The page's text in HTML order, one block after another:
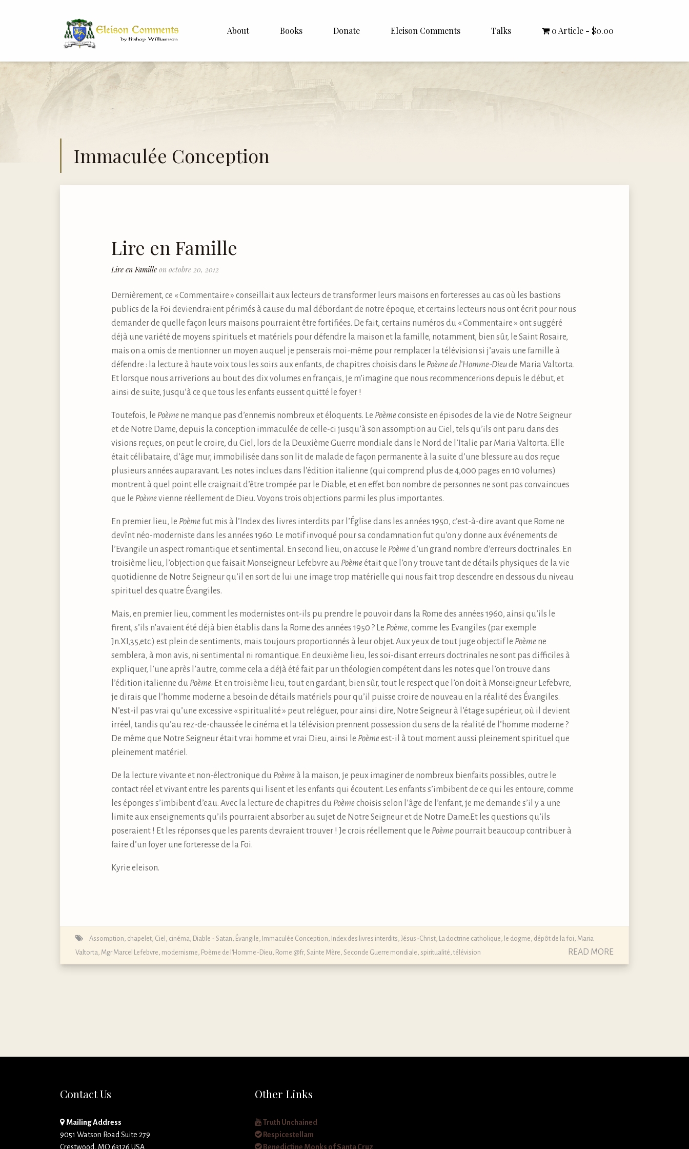
About
Dr. White
Books Donate Eleison Comments
English
Italiano
Talks
Bishop Williamson
Rector Letters
0 Article $0.00
Immaculée Conception
Lire en Famille
Lire en Famille on octobre 20, 2012
Dernièrement, ce « Commentaire » conseillait aux lecteurs de transformer leurs maisons en forteresses au cas où les bastions
publics de la Foi deviendraient périmés à cause du mal débordant de notre époque, et certains lecteurs nous ont écrit pour nous
demander de quelle façon leurs maisons pourraient être fortifiées. De fait, certains numéros du « Commentaire » ont suggéré
déjà une variété de moyens spirituels et matériels pour défendre la maison et la famille, notamment, bien sûr, le Saint Rosaire,
mais on a omis de mentionner un moyen auquel je penserais moi-même pour remplacer la télévision si j’avais une famille à
défendre : la lecture à haute voix tous les soirs aux enfants, de chapitres choisis dans le Poème de l’Homme-Dieude Maria Valtorta.
Et lorsque nous arriverions au bout des dix volumes en français, je m’imagine que nous recommencerions depuis le début, et
ainsi de suite, jusqu’à ce que tous les enfants eussent quitté le foyer !
Toutefois, le Poème ne manque pas d’ennemis nombreux et éloquents. Le Poèmeconsiste en épisodes de la vie de Notre Seigneur
et de Notre Dame, depuis la conception immaculée de celle-ci jusqu’à son assomption au Ciel, tels qu’ils ont paru dans des
visions reçues, on peut le croire, du Ciel, lors de la Deuxième Guerre mondiale dans le Nord de l’Italie par Maria Valtorta. Elle
était célibataire, d’âge mur, immobilisée dans son lit de malade de façon permanente à la suite d’une blessure au dos reçue
plusieurs années auparavant. Les notes inclues dans l’édition italienne (qui comprend plus de 4,000 pages en 10 volumes)
montrent à quel point elle craignait d’être trompée par le Diable, et en effet bon nombre de personnes ne sont pas convaincues
que le Poèmevienne réellement de Dieu. Voyons trois objections parmi les plus importantes.
En premier lieu, le Poèmefut mis à l’Index des livres interdits par l’Église dans les années 1950, c’est-à-dire avant que Rome ne
devînt néo-moderniste dans les années 1960. Le motif invoqué pour sa condamnation fut qu’on y donne aux événements de
l’Evangile un aspect romantique et sentimental. En second lieu, on accuse le Poèmed’un grand nombre d’erreurs doctrinales. En
troisième lieu, l’objection que faisait Monseigneur Lefebvre au Poèmeétait que l’on y trouve tant de détails physiques de la vie
quotidienne de Notre Seigneur qu’il en sort de lui une image trop matérielle qui nous fait trop descendre en dessous du niveau
spirituel des quatre Évangiles.
Mais, en premier lieu, comment les modernistes ont-ils pu prendre le pouvoir dans la Rome des années 1960, ainsi qu’ils le
firent, s’ils n’avaient été déjà bien établis dans la Rome des années 1950 ? Le Poème, comme les Evangiles (par exemple
Jn.XI,35,etc.) est plein de sentiments, mais toujours proportionnés à leur objet. Aux yeux de tout juge objectif le Poème ne
semblera, à mon avis, ni sentimental ni romantique. En deuxième lieu, les soi-disant erreurs doctrinales ne sont pas difficiles à
expliquer, l’une après l’autre, comme cela a déjà été fait par un théologien compétent dans les notes que l’on trouve dans
l’édition italienne du Poème. Et en troisième lieu, tout en gardant, bien sûr, tout le respect que l’on doit à Monseigneur Lefebvre,
je dirais que l’homme moderne a besoin de détails matériels pour qu’il puisse croire de nouveau en la réalité des Évangiles.
N’est-il pas vrai qu’une excessive « spiritualité » peut reléguer, pour ainsi dire, Notre Seigneur à l’étage supérieur, où il devient
irréel, tandis qu’au rez-de-chaussée le cinéma et la télévision prennent possession du sens de la réalité de l’homme moderne ?
De même que Notre Seigneur était vrai homme et vrai Dieu, ainsi le Poèmeest-il à tout moment aussi pleinement spirituel que
pleinement matériel.
De la lecture vivante et non-électronique du Poèmeà la maison, je peux imaginer de nombreux bienfaits possibles, outre le
contact réel et vivant entre les parents qui lisent et les enfants qui écoutent. Les enfants s’imbibent de ce qui les entoure, comme
les éponges s’imbibent d’eau. Avec la lecture de chapitres du Poèmechoisis selon l’âge de l’enfant, je me demande s’il y a une
limite aux enseignements qu’ils pourraient absorber au sujet de Notre Seigneur et de Notre Dame.Et les questions qu’ils
poseraient ! Et les réponses que les parents devraient trouver ! Je crois réellement que le Poème pourrait beaucoup contribuer à
faire d’un foyer une forteresse de la Foi.
Kyrie eleison.
Assomption chapelet Ciel cinéma Diable - Satan Évangile Immaculée Conception Index des livres interdits Jésus-Christ La doctrine catholique, le dogme, dépôt de la foi Maria
Valtorta Mgr Marcel Lefebvre modernisme Poème de l'Homme-Dieu Rome @fr, Sainte Mère Seconde Guerre mondiale spiritualité télévision READ MORE
Contact Us
Mailing Address
9051 Watson Road Suite 279
Crestwood, MO 63126 USA
Other Links
Truth Unchained
Respicestellam
Benedictine Monks of Santa Cruz